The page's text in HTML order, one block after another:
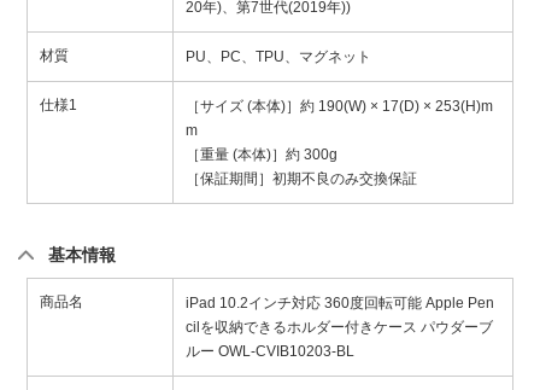
20年)、第7世代(2019年))
材質 PU、PC、TPU、マグネット
仕様1
［サイズ (本体)］約 190(W) × 17(D) × 253(H)m
m
［重量 (本体)］約 300g
［保証期間］初期不良のみ交換保証
基本情報
商品名
iPad 10.2インチ対応 360度回転可能 Apple Pen
cilを収納できるホルダー付きケース パウダーブ
ルー OWL-CVIB10203-BL